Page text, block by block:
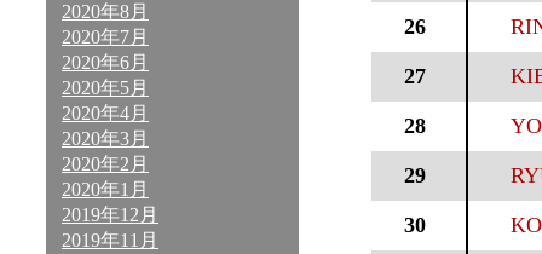
2020年8月
2020年7月
2020年6月
2020年5月
2020年4月
2020年3月
2020年2月
2020年1月
2019年12月
2019年11月
26
27
28
29
30